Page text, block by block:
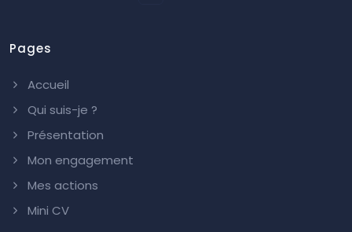
Pages
Accueil
Qui suis-je ?
Présentation
Mon engagement
Mes actions
Mini CV